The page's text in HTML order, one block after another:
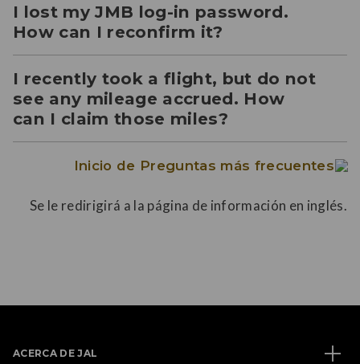
I lost my JMB log-in password.
How can I reconfirm it?
I recently took a flight, but do not
see any mileage accrued. How
can I claim those miles?
Inicio de Preguntas más frecuentes
Se le redirigirá a la página de información en inglés.
ACERCA DE JAL